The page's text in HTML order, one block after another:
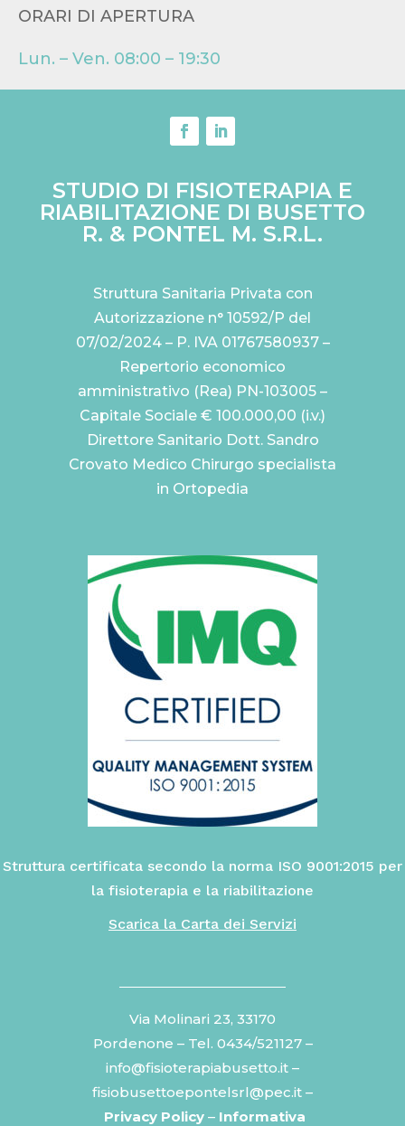
ORARI DI APERTURA
Lun. – Ven. 08:00 – 19:30
STUDIO DI FISIOTERAPIA E
RIABILITAZIONE DI BUSETTO
R. & PONTEL M. S.R.L.
Struttura Sanitaria Privata con
Autorizzazione n° 10592/P del
07/02/2024 – P. IVA 01767580937 –
Repertorio economico
amministrativo (Rea) PN-103005 –
Capitale Sociale € 100.000,00 (i.v.)
Direttore Sanitario Dott. Sandro
Crovato Medico Chirurgo specialista
in Ortopedia
Struttura certificata secondo la norma ISO 9001:2015 per
la fisioterapia e la riabilitazione
Scarica la Carta dei Servizi
Via Molinari 23, 33170
Pordenone – Tel. 0434/521127–
info@fisioterapiabusetto.it –
fisiobusettoepontelsrl@pec.it –
Privacy Policy – Informativa